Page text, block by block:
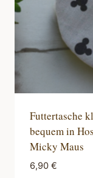
Futtertasche
bequem in
Micky Maus
6,90 €